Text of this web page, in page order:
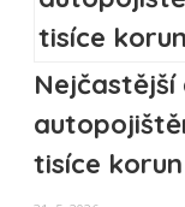
Nejčastější
tisíce korun